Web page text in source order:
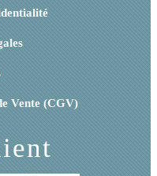
Vente (CGV)